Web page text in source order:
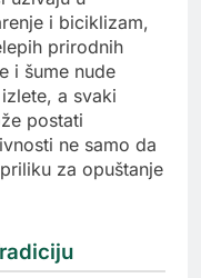
i biciklizam,
prirodnih
i šume nude
a svaki
postati
ne samo da
za opuštanje